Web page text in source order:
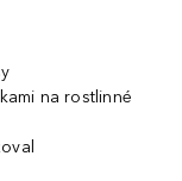
na rostlinné